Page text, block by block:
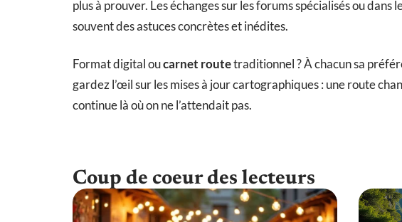
plus à prouver. Les échanges sur les forums spécialisés ou dans
souvent des astuces concrètes et inédites.
Format digital oucarnet routetraditionnel ? À chacun sa
gardez l’œil sur les mises à jour cartographiques : une route
continue là où on ne l’attendait pas.
Coup de coeur des lecteurs